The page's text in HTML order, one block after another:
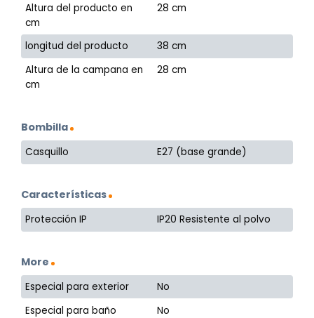
Altura del producto en
cm
28 cm
longitud del producto
38 cm
Altura de la campana en
cm
28 cm
Bombilla
Casquillo E27 (base grande)
Características
Protección IP IP20 Resistente al polvo
More
Especial para exterior
No
Especial para baño
No